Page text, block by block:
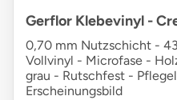
Gerflor Klebevinyl -
0,70 mm Nutzschicht -
Vollvinyl - Microfase -
grau - Rutschfest -
Erscheinungsbild